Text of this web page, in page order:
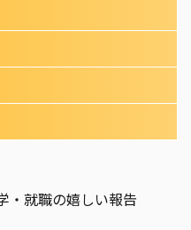
・就職の嬉しい報告